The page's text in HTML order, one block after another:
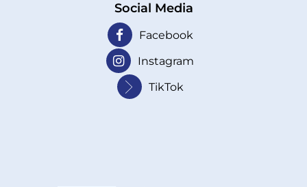
Social Media
Facebook
Instagram
TikTok